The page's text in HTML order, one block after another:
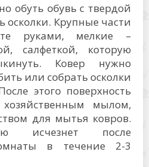
обуть обувь с твердой
осколки. Крупные части
руками, мелкие –
салфеткой, которую
Ковер нужно
или собрать осколки
этого поверхность
мылом,
для мытья ковров.
исчезнет после
в течение 2-3